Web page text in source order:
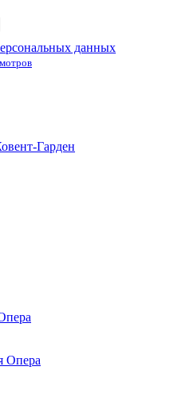
данных
Гарден
Опера